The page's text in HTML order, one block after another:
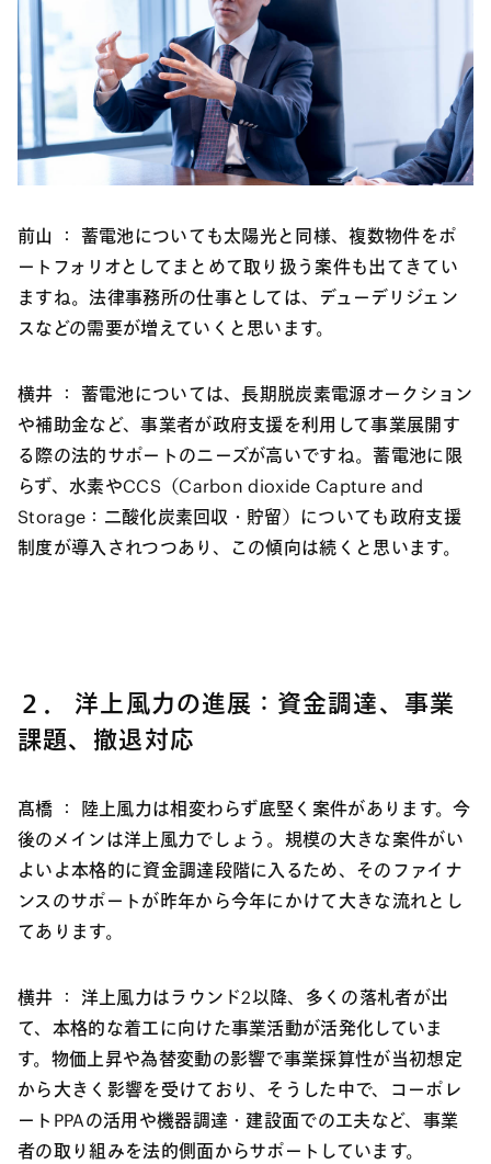
前山 ：
蓄電池についても太陽光と同様、複数物件をポ
ートフォリオとしてまとめて取り扱う案件も出てきてい
ますね。法律事務所の仕事としては、デューデリジェン
スなどの需要が増えていくと思います。
横井 ：
蓄電池については、長期脱炭素電源オークション
や補助金など、事業者が政府支援を利用して事業展開す
る際の法的サポートのニーズが高いですね。蓄電池に限
らず、水素やCCS（Carbon dioxide Capture and
Storage：二酸化炭素回収・貯留）についても政府支援
制度が導入されつつあり、この傾向は続くと思います。
２． 洋上風力の進展：資金調達、事業
課題、撤退対応
髙橋 ：
陸上風力は相変わらず底堅く案件があります。今
後のメインは洋上風力でしょう。規模の大きな案件がい
よいよ本格的に資金調達段階に入るため、そのファイナ
ンスのサポートが昨年から今年にかけて大きな流れとし
てあります。
横井 ：
洋上風力はラウンド2以降、多くの落札者が出
て、本格的な着工に向けた事業活動が活発化していま
す。物価上昇や為替変動の影響で事業採算性が当初想定
から大きく影響を受けており、そうした中で、コーポレ
ートPPAの活用や機器調達・建設面での工夫など、事業
者の取り組みを法的側面からサポートしています。